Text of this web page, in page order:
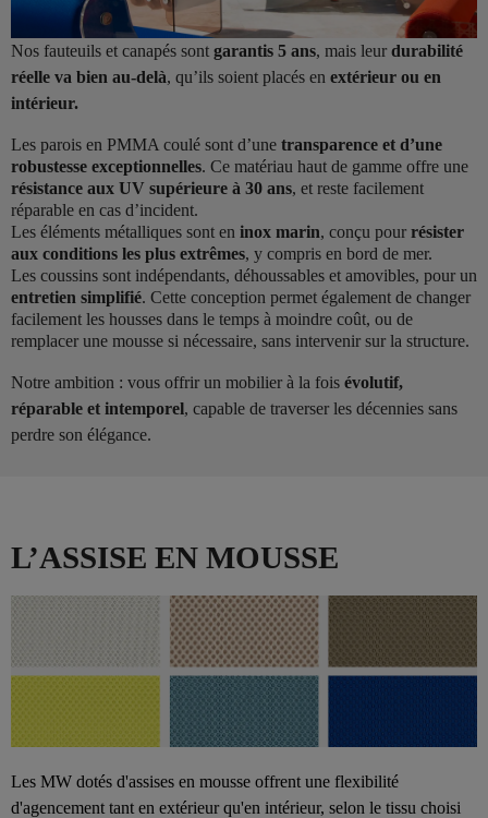
Nos fauteuils et canapés sont garantis 5 ans, mais leur durabilité
réelle va bien au-delà, qu’ils soient placés en extérieur ou en
intérieur.
Les parois en PMMA coulé sont d’une transparence et d’une
robustesse exceptionnelles. Ce matériau haut de gamme offre une
résistance aux UV supérieure à 30 ans, et reste facilement
réparable en cas d’incident.
Les éléments métalliques sont en inox marin, conçu pour résister
aux conditions les plus extrêmes, y compris en bord de mer.
Les coussins sont indépendants, déhoussables et amovibles, pour un
entretien simplifié. Cette conception permet également de changer
facilement les housses dans le temps à moindre coût, ou de
remplacer une mousse si nécessaire, sans intervenir sur la structure.
Notre ambition : vous offrir un mobilier à la fois évolutif,
réparable et intemporel, capable de traverser les décennies sans
perdre son élégance.
L’ASSISE EN MOUSSE
Les MW dotés d'assises en mousse offrent une flexibilité
d'agencement tant en extérieur qu'en intérieur, selon le tissu choisi